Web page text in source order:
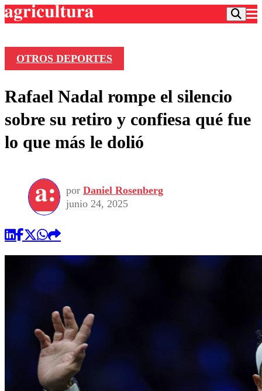
Frecuencias
Agricultura TV
Deportes
Colo Colo
Seleccion Chilena
Torneo Internacional
Universidad de Chile
Entretención
Economía
Internacional
Sustentabilidad
Publicaciones en medios
Opinión
OTROS DEPORTES
Rafael Nadal rompe el silencio
sobre su retiro y confiesa qué fue
lo que más le dolió
por Daniel Rosenberg
junio 24, 2025